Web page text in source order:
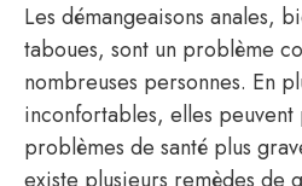
Les démangeaisons anales,
taboues, sont un problème
nombreuses personnes. En
inconfortables, elles
problèmes de santé plus